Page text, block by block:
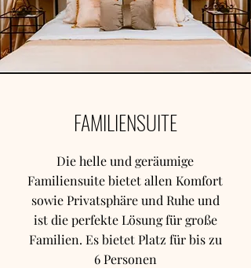
FAMILIENSUITE
Die helle und geräumige
Familiensuite bietet allen Komfort
sowie Privatsphäre und Ruhe und
ist die perfekte Lösung für große
Familien. Es bietet Platz für bis zu
6 Personen